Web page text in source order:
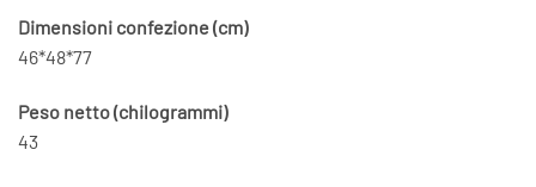
Dimensioni confezione (cm)
46*48*77
Peso netto (chilogrammi)
43